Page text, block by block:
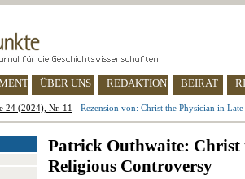
ÜBER UNS REDAKTION BEIRAT
24 (2024), Nr. 11 - Rezension von: Christ the Physician in
Patrick Outhwaite: Christ
Religious Controversy